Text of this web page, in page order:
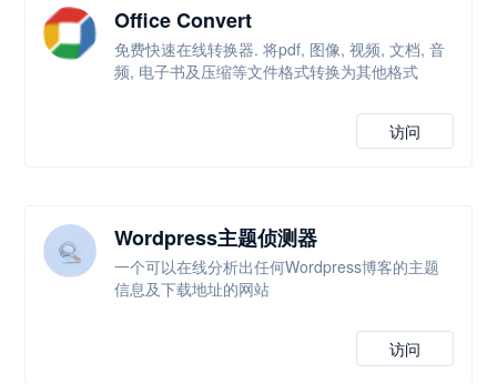
Office Convert
免费快速在线转换器. 将pdf, 图像, 视频, 文档, 音
频, 电子书及压缩等文件格式转换为其他格式
访问
Wordpress主题侦测器
一个可以在线分析出任何Wordpress博客的主题
信息及下载地址的网站
访问